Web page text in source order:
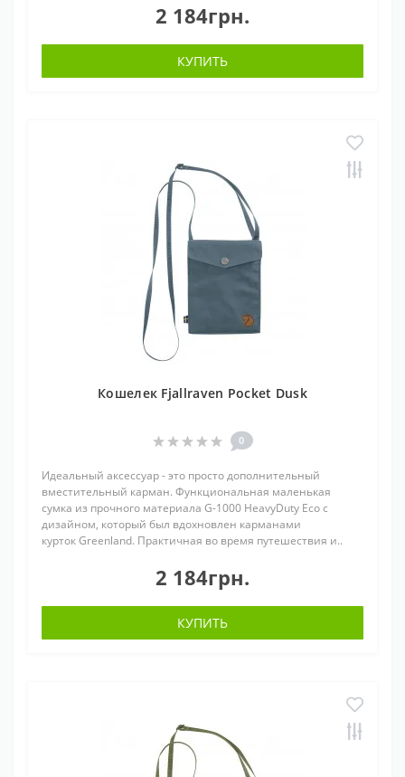
2 184грн.
КУПИТЬ
Кошелек Fjallraven Pocket Dusk
0
Идеальный аксессуар - это просто дополнительный
вместительный карман. Функциональная маленькая
сумка из прочного материала G-1000 HeavyDuty Eco с
дизайном, который был вдохновлен карманами
курток Greenland. Практичная во время путешествия и..
2 184грн.
КУПИТЬ